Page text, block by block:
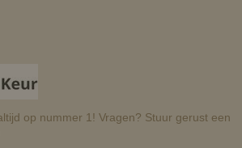
op nummer 1! Vragen? Stuur gerust een